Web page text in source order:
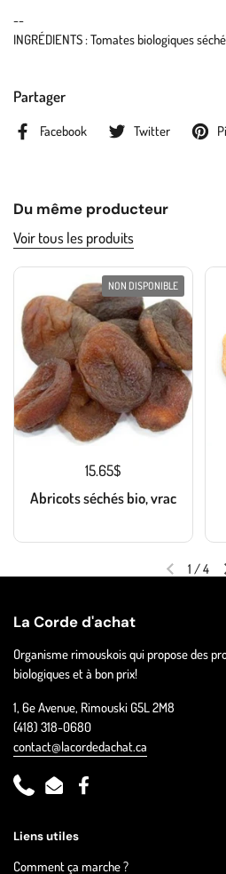
--
INGRÉDIENTS : Tomates biologiques
Partager
Facebook Twitter
Du même producteur
Voir tous les produits
15.65$
Abricots séchés bio, vrac
NON DISPONIBLE
1 /4
La Corde d'achat
Organisme rimouskois qui propose des
biologiques et à bon prix!
1, 6e Avenue, Rimouski G5L 2M8
(418) 318-0680
contact@lacordedachat.ca
PhoneEmailFacebook
Liens utiles
Comment ça marche ?